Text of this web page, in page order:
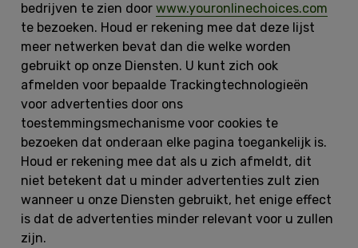
bedrijven te zien door www.youronlinechoices.com
te bezoeken. Houd er rekening mee dat deze lijst
meer netwerken bevat dan die welke worden
gebruikt op onze Diensten. U kunt zich ook
afmelden voor bepaalde Trackingtechnologieën
voor advertenties door ons
toestemmingsmechanisme voor cookies te
bezoeken dat onderaan elke pagina toegankelijk is.
Houd er rekening mee dat als u zich afmeldt, dit
niet betekent dat u minder advertenties zult zien
wanneer u onze Diensten gebruikt, het enige effect
is dat de advertenties minder relevant voor u zullen
zijn.